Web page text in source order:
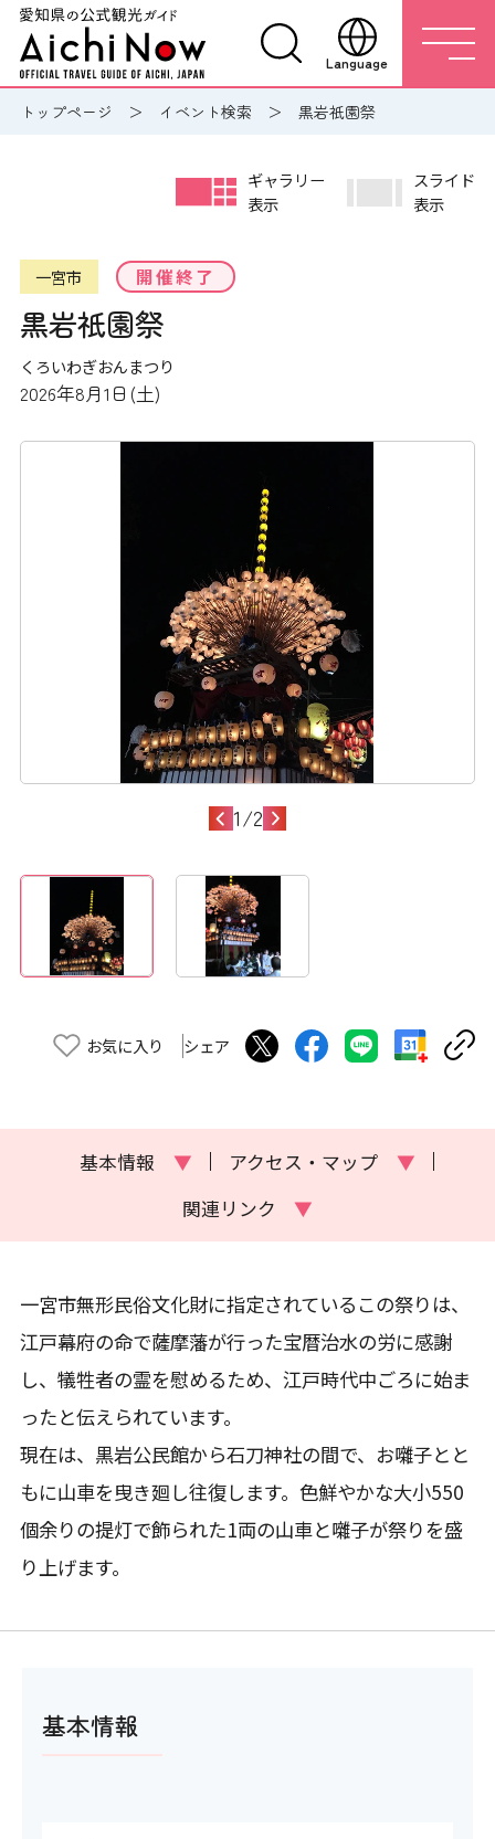
Language
トップページ イベント検索 黒岩祇園祭
一宮市 開催終了
黒岩祇園祭
くろいわぎおんまつり
2026年8月1日(土)
ギャラリー
表示
スライド
表示
1/2
お気に入り シェア
基本情報 ▼ アクセス・マップ
▼
関連リンク
▼
一宮市無形民俗文化財に指定されているこの祭りは、
江戸幕府の命で薩摩藩が行った宝暦治水の労に感謝
し、犠牲者の霊を慰めるため、江戸時代中ごろに始ま
ったと伝えられています。
現在は、黒岩公民館から石刀神社の間で、お囃子とと
もに山車を曳き廻し往復します。色鮮やかな大小550
個余りの提灯で飾られた1両の山車と囃子が祭りを盛
り上げます。
基本情報